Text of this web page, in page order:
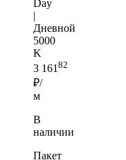
Day
|
Дневной
5000
K
3 161 82
₽/
м
В
наличии
Пакет